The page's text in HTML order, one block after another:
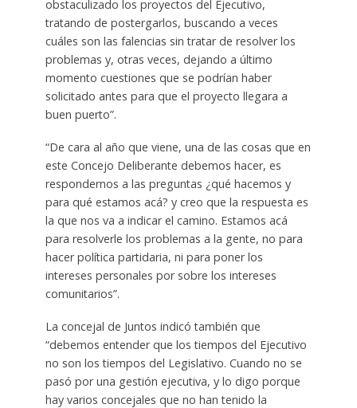
obstaculizado los proyectos del Ejecutivo,
tratando de postergarlos, buscando a veces
cuáles son las falencias sin tratar de resolver los
problemas y, otras veces, dejando a último
momento cuestiones que se podrían haber
solicitado antes para que el proyecto llegara a
buen puerto”.
“De cara al año que viene, una de las cosas que en
este Concejo Deliberante debemos hacer, es
respondernos a las preguntas ¿qué hacemos y
para qué estamos acá? y creo que la respuesta es
la que nos va a indicar el camino. Estamos acá
para resolverle los problemas a la gente, no para
hacer política partidaria, ni para poner los
intereses personales por sobre los intereses
comunitarios”.
La concejal de Juntos indicó también que
“debemos entender que los tiempos del Ejecutivo
no son los tiempos del Legislativo. Cuando no se
pasó por una gestión ejecutiva, y lo digo porque
hay varios concejales que no han tenido la